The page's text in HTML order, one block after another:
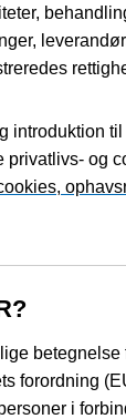
introduktion til
privatlivs- og
betegnelse
forordning
i